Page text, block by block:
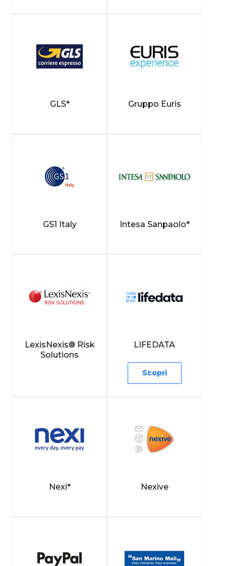
GLS* Gruppo Euris
GS1 Italy Intesa Sanpaolo*
LexisNexis® Risk
Solutions
LIFEDATA
Scopri
Nexi* Nexive